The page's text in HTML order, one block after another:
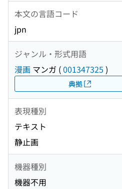
本文の言語コード
jpn
ジャンル・形式用語
漫画 マンガ (001347325 )
典拠
表現種別
テキスト
静止画
機器種別
機器不用